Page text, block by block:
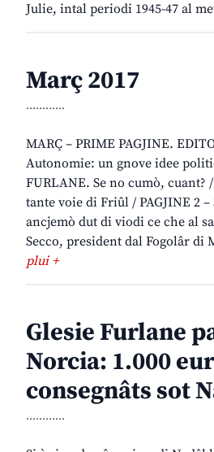
Julie, intal periodi 1945-47 al
Març 2017
............
MARÇ – PRIME PAGJINE.
Autonomie: un gnove idee
FURLANE. Se no cumò, cuant?
tante voie di Friûl / PAGJINE 2
ancjemò dut di viodi ce che al
Secco, president dal Fogolâr di
plui +
Glesie Furlane
Norcia: 1.000
consegnâts sot
............